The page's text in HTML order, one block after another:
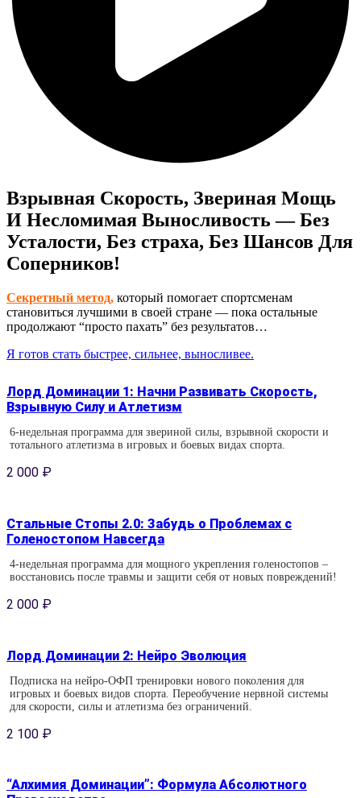
Взрывная Cкорость, Звериная Мощь
И Несломимая Выносливость — Без
Усталости, Без страха, Без Шансов Для
Соперников!
Секретный метод, который помогает спортсменам
становиться лучшими в своей стране — пока остальные
продолжают “просто пахать” без результатов…
Я готов стать быстрее, сильнее, выносливее.
Лорд Доминации 1: Начни Развивать Скорость,
Взрывную Силу и Атлетизм
6-недельная программа для звериной силы, взрывной скорости и
тотального атлетизма в игровых и боевых видах спорта.
2 000 ₽
Стальные Стопы 2.0: Забудь о Проблемах с
Голеностопом Навсегда
4-недельная программа для мощного укрепления голеностопов –
восстановись после травмы и защити себя от новых повреждений!
2 000 ₽
Лорд Доминации 2: Нейро Эволюция
Подписка на нейро-ОФП тренировки нового поколения для
игровых и боевых видов спорта. Переобучение нервной системы
для скорости, силы и атлетизма без ограничений.
2 100 ₽
“Алхимия Доминации”: Формула Абсолютного